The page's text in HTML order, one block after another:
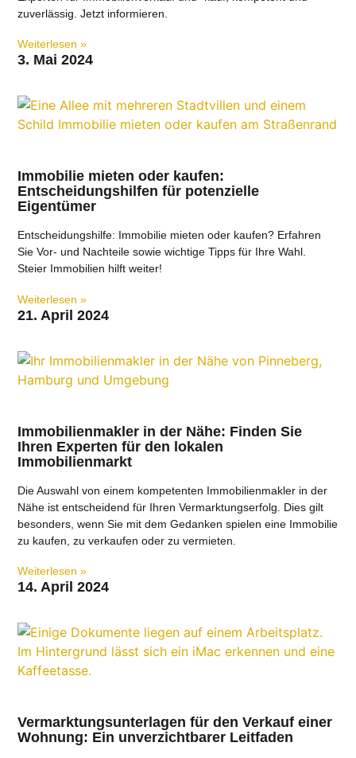
zuverlässig. Jetzt informieren.
Weiterlesen »
3. Mai 2024
Immobilie mieten oder kaufen:
Entscheidungshilfen für potenzielle
Eigentümer
Entscheidungshilfe: Immobilie mieten oder kaufen? Erfahren
Sie Vor- und Nachteile sowie wichtige Tipps für Ihre Wahl.
Steier Immobilien hilft weiter!
Weiterlesen »
21. April 2024
Immobilienmakler in der Nähe: Finden Sie
Ihren Experten für den lokalen
Immobilienmarkt
Die Auswahl von einem kompetenten Immobilienmakler in der
Nähe ist entscheidend für Ihren Vermarktungserfolg. Dies gilt
besonders, wenn Sie mit dem Gedanken spielen eine Immobilie
zu kaufen, zu verkaufen oder zu vermieten.
Weiterlesen »
14. April 2024
Vermarktungsunterlagen für den Verkauf einer
Wohnung: Ein unverzichtbarer Leitfaden